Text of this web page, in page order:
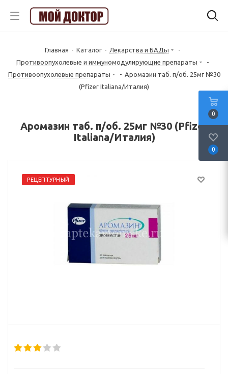
Главная - Каталог - Лекарства и БАДы
-
Противоопухолевые и иммуномодулирующие препараты
-
Противоопухолевые препараты
- Аромазин таб. п/об. 25мг №30
(Pfizer Italiana/Италия)
Аромазин таб. п/об. 25мг №30 (Pfizer
Italiana/Италия)
РЕЦЕПТУРНЫЙ
0
0